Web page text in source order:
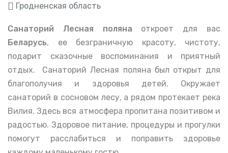
Гродненская область
Санаторий Лесная поляна откроет для вас
Беларусь, ее безграничную красоту, чистоту,
подарит сказочные воспоминания и приятный
отдых. Санаторий Лесная поляна был открыт для
благополучия и здоровья детей. Окружает
санаторий в сосновом лесу, а рядом протекает река
Вилия. Здесь вся атмосфера пропитана позитивом и
радостью. Здоровое питание, процедуры и прогулки
помогут расслабиться и поправить здоровье